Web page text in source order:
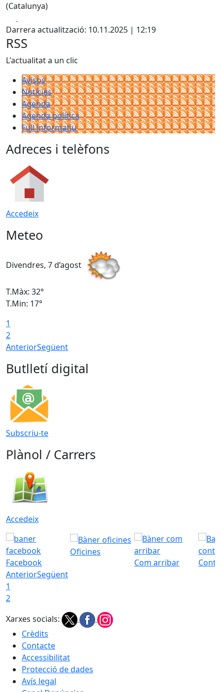
(Catalunya)
Darrera actualització: 10.11.2025 | 12:19
RSS
L'actualitat a un clic
Avisos
Notícies
Agenda
Agenda política
Full informatiu
Adreces i telèfons
Accedeix
Meteo
Divendres, 7 d’agost
T.Màx: 32°
T.Min: 17°
1
2
AnteriorSegüent
Butlletí digital
Subscriu-te
Plànol / Carrers
Accedeix
Facebook
Oficines
Com arribar
AnteriorSegüent
1
2
Xarxes socials:
Crèdits
Contacte
Accessibilitat
Protecció de dades
Avís legal